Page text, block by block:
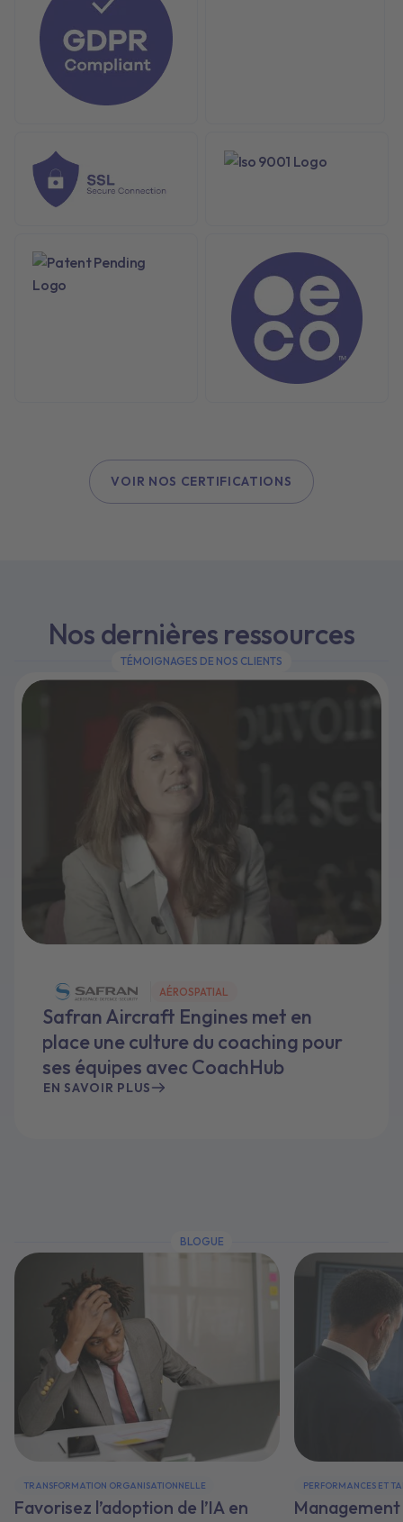
VOIR NOS CERTIFICATIONS
Nos dernières ressources
TÉMOIGNAGES DE NOS CLIENTS
AÉROSPATIAL
Safran Aircraft Engines met en
place une culture du coaching pour
ses équipes avec CoachHub
EN SAVOIR PLUS
BLOGUE
TRANSFORMATION ORGANISATIONNELLE
Favorisez l’adoption de l’IA en
PERFORMANCES ET